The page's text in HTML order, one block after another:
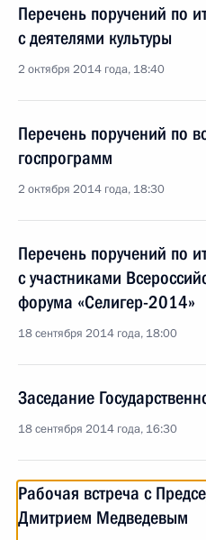
Перечень поручений по
с деятелями культуры
2 октября 2014 года, 18:40
Перечень поручений по
госпрограмм
2 октября 2014 года, 18:30
Перечень поручений по
с участниками
форума «Селигер-2014»
18 сентября 2014 года, 18:00
Заседание
18 сентября 2014 года, 16:30
Рабочая встреча с
Дмитрием Медведевым